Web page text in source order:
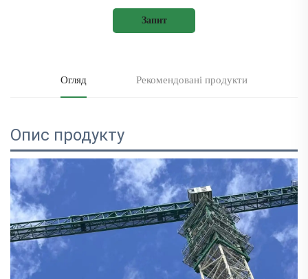
Запит
Огляд Рекомендовані продукти
Опис продукту